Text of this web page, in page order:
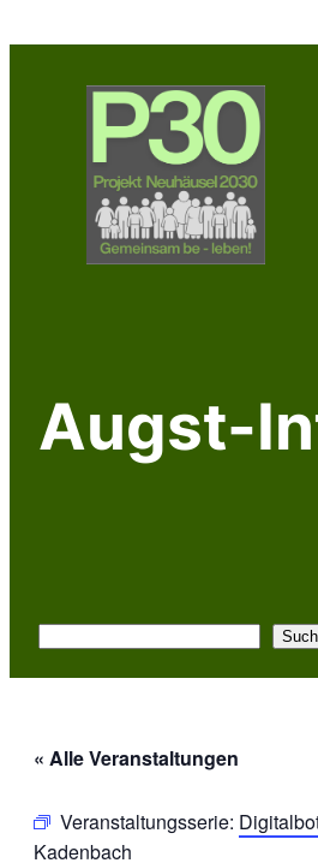
Augst-
« Alle Veranstaltungen
Veranstaltungsserie:
Kadenbach